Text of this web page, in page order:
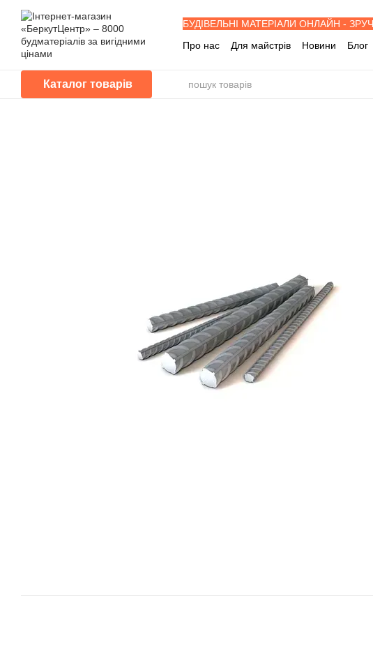
Перейти до основного контенту
БУДІВЕЛЬНІ МАТЕРІАЛИ ОНЛАЙН -
Про нас
Для майстрів Новини Блог
Питання - Відповіді
Каталог товарів